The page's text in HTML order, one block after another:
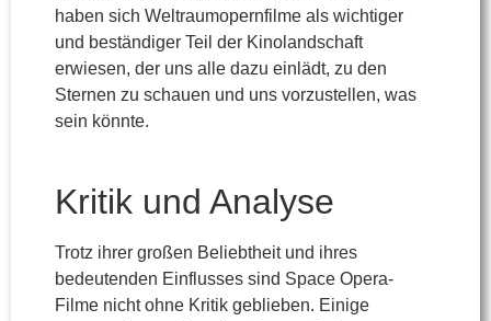
haben sich Weltraumopernfilme als wichtiger
und beständiger Teil der Kinolandschaft
erwiesen, der uns alle dazu einlädt, zu den
Sternen zu schauen und uns vorzustellen, was
sein könnte.
Kritik und Analyse
Trotz ihrer großen Beliebtheit und ihres
bedeutenden Einflusses sind Space Opera-
Filme nicht ohne Kritik geblieben. Einige